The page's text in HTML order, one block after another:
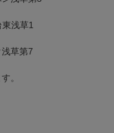
東浅草1
浅草第7
。